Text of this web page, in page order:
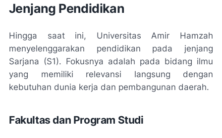
Jenjang Pendidikan
Hingga saat ini, Universitas Amir Hamzah
menyelenggarakan pendidikan pada jenjang
Sarjana (S1). Fokusnya adalah pada bidang ilmu
yang memiliki relevansi langsung dengan
kebutuhan dunia kerja dan pembangunan daerah.
Fakultas dan Program Studi